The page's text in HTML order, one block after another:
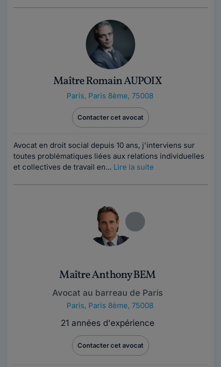
Maître Romain AUPOIX
Paris, Paris 8ème, 75008
Contacter cet avocat
Avocat en droit social depuis 10 ans, j'interviens sur
toutes problématiques liées aux relations individuelles
et collectives de travail en... Lire la suite
Maître Anthony BEM
Avocat au barreau de Paris
Paris, Paris 8ème, 75008
21 années d'expérience
Contacter cet avocat